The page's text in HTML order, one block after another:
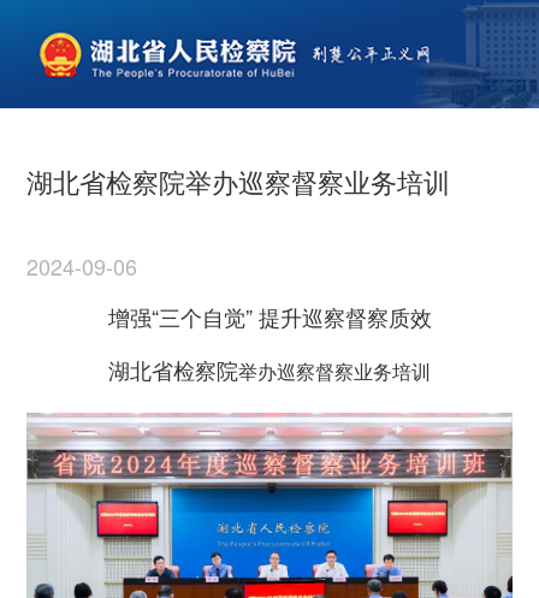
湖北省检察院举办巡察督察业务培训
2024-09-06
增强“三个自觉” 提升巡察督察质效
湖北省检察院举办巡察督察业务培训